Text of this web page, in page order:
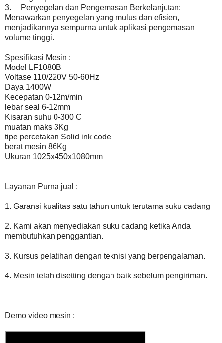
3.
Penyegelan dan Pengemasan Berkelanjutan:
Menawarkan penyegelan yang mulus dan efisien,
menjadikannya sempurna untuk aplikasi pengemasan
volume tinggi.
Spesifikasi Mesin :
Model LF1080B
Voltase 110/220V 50-60Hz
Daya 1400W
Kecepatan 0-12m/min
lebar seal 6-12mm
Kisaran suhu 0-300 C
muatan maks 3Kg
tipe percetakan Solid ink code
berat mesin 86Kg
Ukuran 1025x450x1080mm
Layanan Purna jual :
1. Garansi kualitas satu tahun untuk terutama suku cadang
2. Kami akan menyediakan suku cadang ketika Anda
membutuhkan penggantian.
3. Kursus pelatihan dengan teknisi yang berpengalaman.
4. Mesin telah disetting dengan baik sebelum pengiriman.
Demo video mesin :